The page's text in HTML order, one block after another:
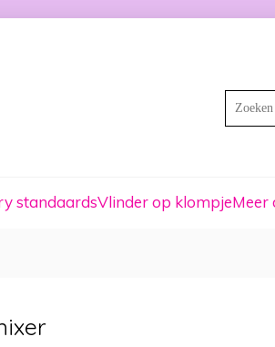
Zoeken
standaardsVlinder op klompjeMeer